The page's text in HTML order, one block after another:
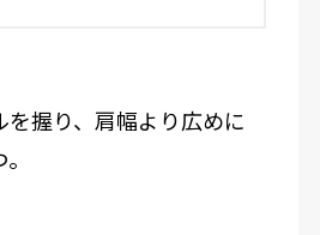
握り、肩幅より広めに